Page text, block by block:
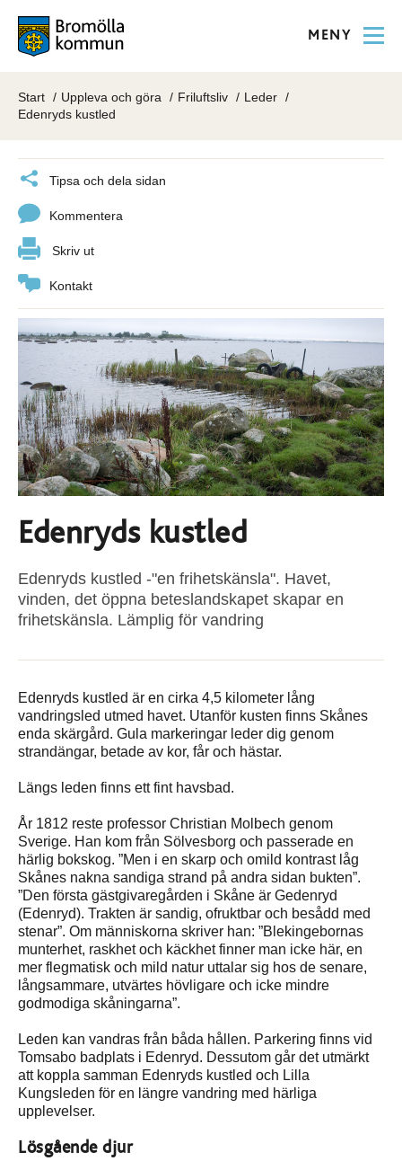
MENY
Start Uppleva och göra Friluftsliv
Leder
Edenryds kustled
Tipsa och dela sidan
Kommentera
Skriv ut
Kontakt
Edenryds kustled
Edenryds kustled -"en frihetskänsla". Havet,
vinden, det öppna beteslandskapet skapar en
frihetskänsla. Lämplig för vandring
Edenryds kustled är en cirka 4,5 kilometer lång
vandringsled utmed havet. Utanför kusten finns Skånes
enda skärgård. Gula markeringar leder dig genom
strandängar, betade av kor, får och hästar.
Längs leden finns ett fint havsbad.
År 1812 reste professor Christian Molbech genom
Sverige. Han kom från Sölvesborg och passerade en
härlig bokskog. ”Men i en skarp och omild kontrast låg
Skånes nakna sandiga strand på andra sidan bukten”.
”Den första gästgivaregården i Skåne är Gedenryd
(Edenryd). Trakten är sandig, ofruktbar och besådd med
stenar”. Om människorna skriver han: ”Blekingebornas
munterhet, raskhet och käckhet finner man icke här, en
mer flegmatisk och mild natur uttalar sig hos de senare,
långsammare, utvärtes hövligare och icke mindre
godmodiga skåningarna”.
Leden kan vandras från båda hållen. Parkering finns vid
Tomsabo badplats i Edenryd. Dessutom går det utmärkt
att koppla samman Edenryds kustled och Lilla
Kungsleden för en längre vandring med härliga
upplevelser.
Lösgående djur